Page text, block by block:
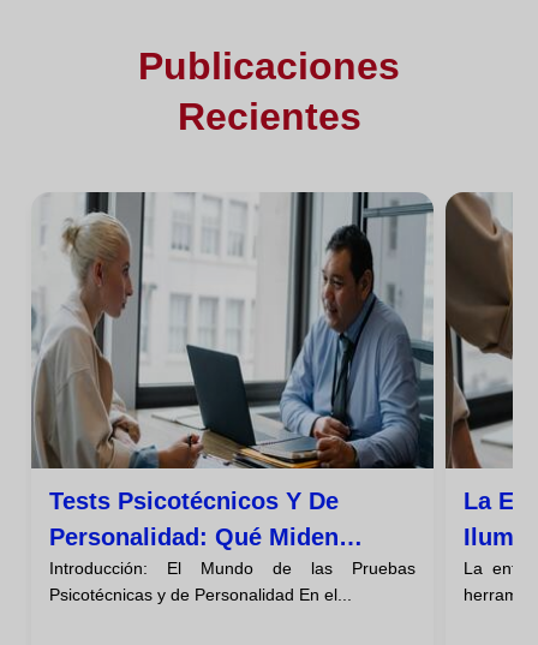
Publicaciones
Recientes
Tests Psicotécnicos Y De
Personalidad: Qué Miden
Realmente
Introducción: El Mundo de las Pruebas
Psicotécnicas y de Personalidad En el...
La
No
La